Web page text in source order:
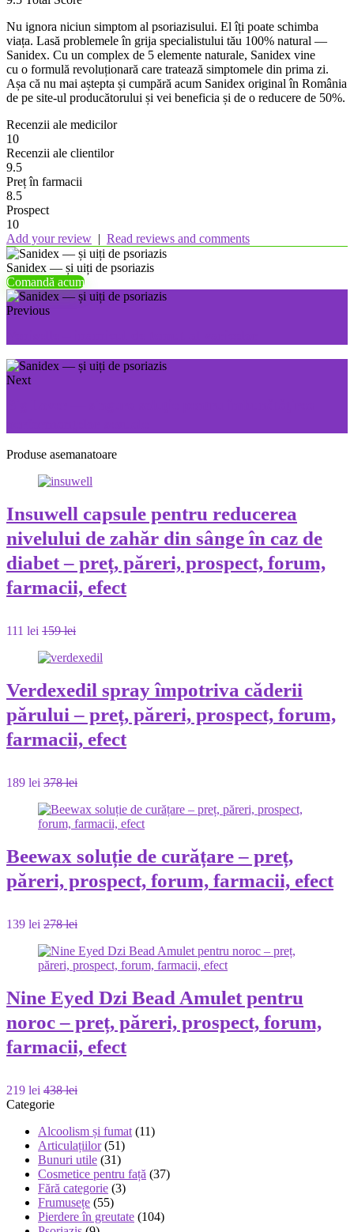
Nu ignora niciun simptom al psoriazisului. El îți poate schimba
viața. Lasă problemele în grija specialistului tău 100% natural —
Sanidex. Cu un complex de 5 elemente naturale, Sanidex vine
cu o formulă revoluționară care tratează simptomele din prima zi.
Așa că nu mai aștepta și cumpără acum Sanidex original în România
de pe site-ul producătorului și vei beneficia și de o reducere de 50%.
Recenzii ale medicilor
10
Recenzii ale clientilor
9.5
Preț în farmacii
8.5
Prospect
10
Add your review | Read reviews and comments
Sanidex — și uiți de psoriazis
Comandă acum
Previous
Next
Produse asemanatoare
Insuwell capsule pentru reducerea
nivelului de zahăr din sânge în caz de
diabet – preț, păreri, prospect, forum,
farmacii, efect
111 lei 159 lei
Verdexedil spray împotriva căderii
părului – preț, păreri, prospect, forum,
farmacii, efect
189 lei 378 lei
Beewax soluție de curățare – preț,
păreri, prospect, forum, farmacii, efect
139 lei 278 lei
Nine Eyed Dzi Bead Amulet pentru
noroc – preț, păreri, prospect, forum,
farmacii, efect
219 lei 438 lei
Categorie
Alcoolism și fumat (11)
Articulațiilor(51)
Bunuri utile (31)
Cosmetice pentru față (37)
Fără categorie (3)
Frumusețe (55)
Pierdere în greutate (104)